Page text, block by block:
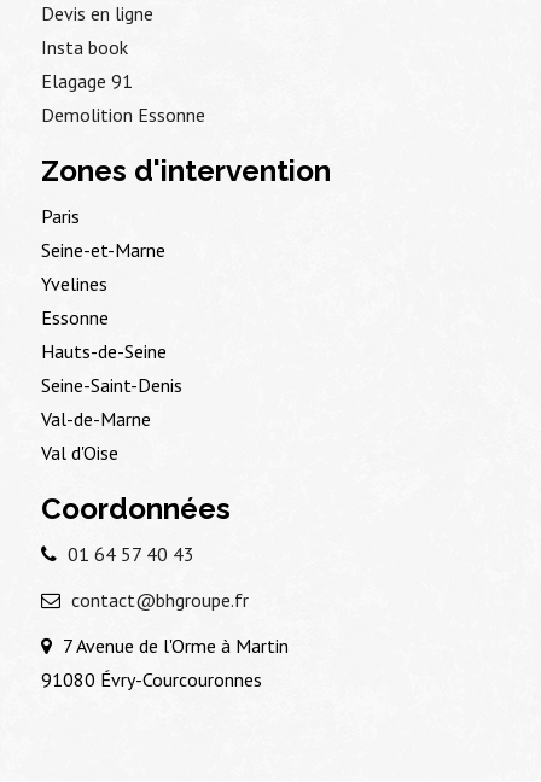
Devis en ligne
Insta book
Elagage 91
Demolition Essonne
Zones d'intervention
Paris
Seine-et-Marne
Yvelines
Essonne
Hauts-de-Seine
Seine-Saint-Denis
Val-de-Marne
Val d'Oise
Coordonnées
01 64 57 40 43
contact@bhgroupe.fr
7 Avenue de l'Orme à Martin
91080 Évry-Courcouronnes